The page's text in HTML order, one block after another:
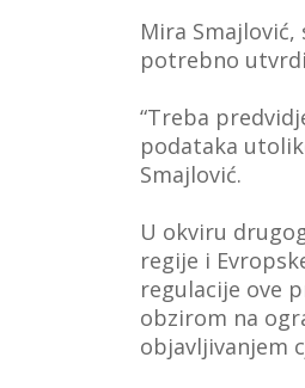
Mira
potrebno
“Treba
podataka
Smajlović.
U okviru
regije i
regulacije ove
obzirom na
objavljivanjem